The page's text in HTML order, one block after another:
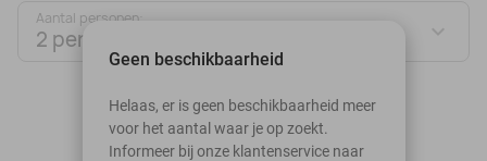
Aantal personen:
2 personen
augustus 2026
Ma
Di Wo Do Vr
Geen beschikbaarheid
Helaas, er is geen beschikbaarheid meer
voor het aantal waar je op zoekt.
Informeer bij onze klantenservice naar